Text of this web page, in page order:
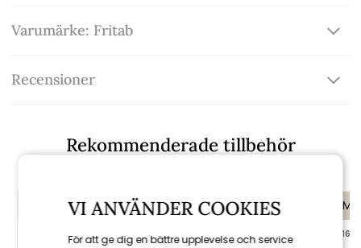
Varumärke: Fritab
Recensioner
Rekommenderade tillbehör
KAMPANJ KAMPANJ
till 16/8 till 16/8
VI ANVÄNDER COOKIES
För att ge dig en bättre upplevelse och service